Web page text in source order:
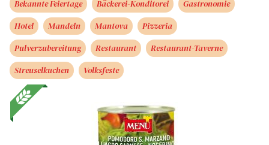
Bekannte Feiertage
Bäckerei-Konditorei
Gastronomie
Hotel
Mandeln Mantova
Pizzeria
Pulverzubereitung
Restaurant
Restaurant-Taverne
Streuselkuchen
Volksfeste